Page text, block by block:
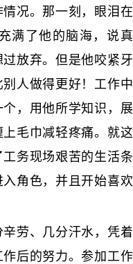
况。那一刻，眼泪在
满了他的脑海，说真
放弃。但是他咬紧牙
人做得更好！工作中
，用他所学知识，展
毛巾减轻疼痛。就这
务现场艰苦的生活条
角色，并且开始喜欢
劳、几分汗水，凭着
后的努力。参加工作